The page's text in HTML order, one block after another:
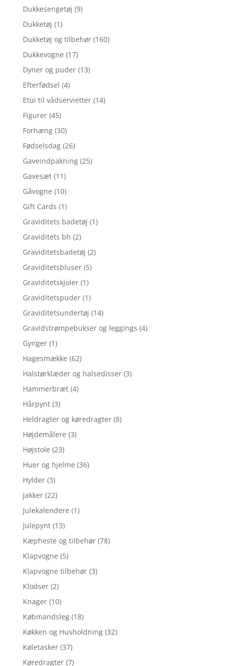
Dukkesengetøj (9)
Dukketøj (1)
Dukketøj og tilbehør (160)
Dukkevogne (17)
Dyner og puder (13)
Efterfødsel (4)
Etui til vådservietter (14)
Figurer (45)
Forhæng (30)
Fødselsdag (26)
Gaveindpakning (25)
Gavesæt (11)
Gåvogne (10)
Gift Cards (1)
Graviditets badetøj (1)
Graviditets bh (2)
Graviditetsbadetøj (2)
Graviditetsbluser (5)
Graviditetskjoler (1)
Graviditetspuder (1)
Graviditetsundertøj (14)
Gravidstrømpebukser og leggings (4)
Gynger (1)
Hagesmække (62)
Halstørklæder og halsedisser (3)
Hammerbræt (4)
Hårpynt (3)
Heldragter og køredragter (8)
Højdemålere (3)
Højstole (23)
Huer og hjelme (36)
Hylder (3)
Jakker (22)
Julekalendere (1)
Julepynt (13)
Kæpheste og tilbehør (78)
Klapvogne (5)
Klapvogne tilbehør (3)
Klodser (2)
Knager (10)
Købmandsleg (18)
Køkken og Husholdning (32)
Køletasker (37)
Køredragter (7)